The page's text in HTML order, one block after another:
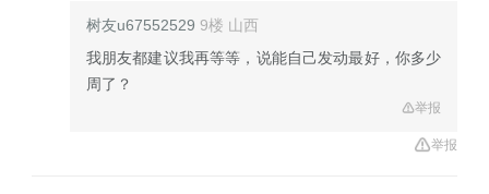
树友u67552529 9楼 山西
我朋友都建议我再等等，说能自己发动最好，你多少
周了？
举报
举报